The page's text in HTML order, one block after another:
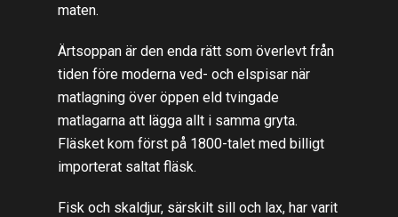
maten.
Ärtsoppan är den enda rätt som överlevt från
tiden före moderna ved- och elspisar när
matlagning över öppen eld tvingade
matlagarna att lägga allt i samma gryta.
Fläsket kom först på 1800-talet med billigt
importerat saltat fläsk.
Fisk och skaldjur, särskilt sill och lax, har varit